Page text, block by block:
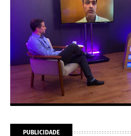
PUBLICIDADE